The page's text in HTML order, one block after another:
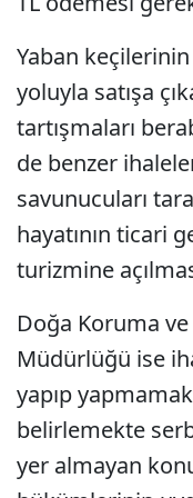
Yaban
yoluyla satışa
tartışmaları
de benzer
savunucuları
hayatının ticari
turizmine
Doğa Koruma
Müdürlüğü ise
yapıp
belirlemekte
yer almayan